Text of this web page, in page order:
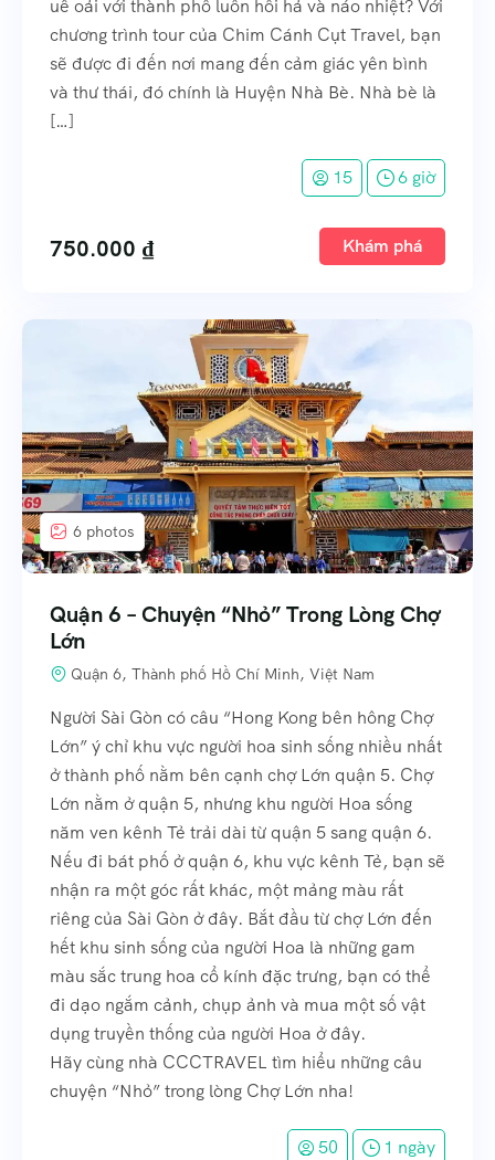
uể oải với thành phố luôn hối hả và náo nhiệt? Với
chương trình tour của Chim Cánh Cụt Travel, bạn
sẽ được đi đến nơi mang đến cảm giác yên bình
và thư thái, đó chính là Huyện Nhà Bè. Nhà bè là
[…]
15 6 giờ
750.000 ₫ Khám phá
6 photos
Quận 6 – Chuyện “Nhỏ” Trong Lòng Chợ
Lớn
Quận 6, Thành phố Hồ Chí Minh, Việt Nam
Người Sài Gòn có câu “Hong Kong bên hông Chợ
Lớn” ý chỉ khu vực người hoa sinh sống nhiều nhất
ở thành phố nằm bên cạnh chợ Lớn quận 5. Chợ
Lớn nằm ở quận 5, nhưng khu người Hoa sống
năm ven kênh Tẻ trải dài từ quận 5 sang quận 6.
Nếu đi bát phố ở quận 6, khu vực kênh Tẻ, bạn sẽ
nhận ra một góc rất khác, một mảng màu rất
riêng của Sài Gòn ở đây. Bắt đầu từ chợ Lớn đến
hết khu sinh sống của người Hoa là những gam
màu sắc trung hoa cổ kính đặc trưng, bạn có thể
đi dạo ngắm cảnh, chụp ảnh và mua một số vật
dụng truyền thống của người Hoa ở đây.
Hãy cùng nhà CCCTRAVEL tìm hiểu những câu
chuyện “Nhỏ” trong lòng Chợ Lớn nha!
50 1 ngày